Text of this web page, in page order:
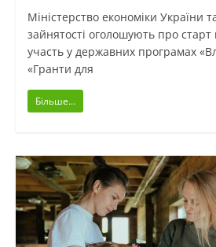
Міністерство економіки України
зайнятості оголошують про
участь у державних програмах
«Гранти для
Більше...